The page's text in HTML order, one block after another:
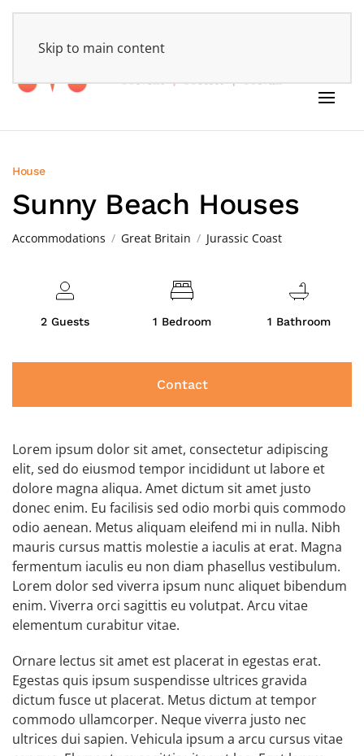
Skip to main content
House
Sunny Beach Houses
Accommodations Great Britain Jurassic Coast
2 Guests 1 Bedroom 1 Bathroom
Contact
Lorem ipsum dolor sit amet, consectetur adipiscing
elit, sed do eiusmod tempor incididunt ut labore et
dolore magna aliqua. Amet dictum sit amet justo
donec enim. Eu facilisis sed odio morbi quis commodo
odio aenean. Metus aliquam eleifend mi in nulla. Nibh
mauris cursus mattis molestie a iaculis at erat. Magna
fermentum iaculis eu non diam phasellus vestibulum.
Lorem dolor sed viverra ipsum nunc aliquet bibendum
enim. Viverra orci sagittis eu volutpat. Arcu vitae
elementum curabitur vitae.
Ornare lectus sit amet est placerat in egestas erat.
Egestas quis ipsum suspendisse ultrices gravida
dictum fusce ut placerat. Metus dictum at tempor
commodo ullamcorper. Neque viverra justo nec
ultrices dui sapien. Vehicula ipsum a arcu cursus vitae